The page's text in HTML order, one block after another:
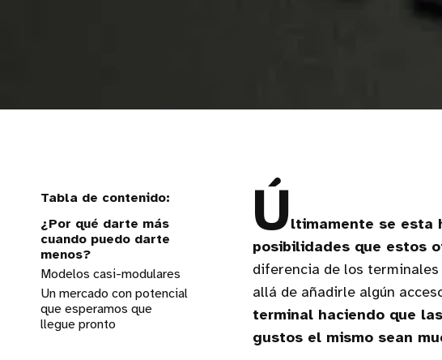
¿Por qué darte más
cuando puedo darte
menos?
Modelos casi-modulares
Un mercado con potencial
que esperamos que
llegue pronto
Últimamente se esta
posibilidades que estos
diferencia de los terminales
allá de añadirle algún
terminal haciendo que
gustos el mismo sean